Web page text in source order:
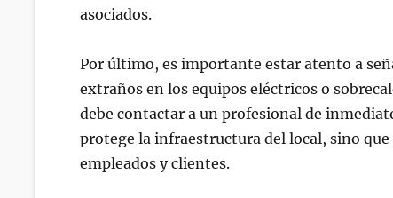
asociados.
Por último, es importante estar atento a
extraños en los equipos eléctricos o
debe contactar a un profesional de
protege la infraestructura del local, sino
empleados y clientes.